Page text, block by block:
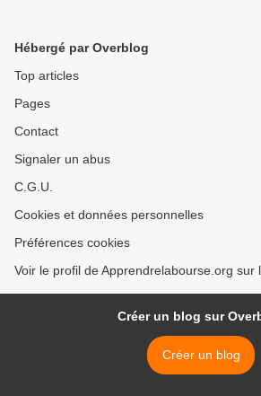
Hébergé par Overblog
Top articles
Pages
Contact
Signaler un abus
C.G.U.
Cookies et données personnelles
Préférences cookies
Voir le profil de Apprendrelabourse.org sur
Créer un blog sur
Créer un blog